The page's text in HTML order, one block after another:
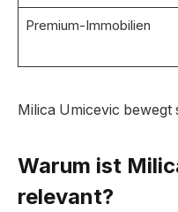
Premium-Immobilien
Milica Umicevic bewegt
Warum ist
relevant?